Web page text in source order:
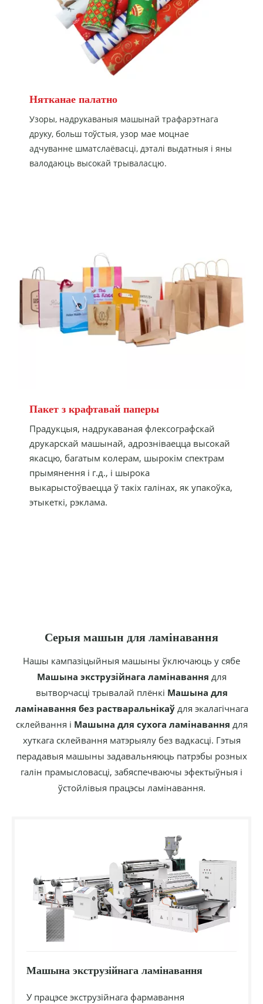
Нятканае палатно
Узоры, надрукаваныя машынай трафарэтнага
друку, больш тоўстыя, узор мае моцнае
адчуванне шматслаёвасці, дэталі выдатныя і яны
валодаюць высокай трываласцю.
Пакет з крафтавай паперы
Прадукцыя, надрукаваная флексографскай
друкарскай машынай, адрозніваецца высокай
якасцю, багатым колерам, шырокім спектрам
прымянення і г.д., і шырока
выкарыстоўваецца ў такіх галінах, як упакоўка,
этыкеткі, рэклама.
Серыя машын для ламінавання
Нашы кампазіцыйныя машыны ўключаюць у сябе
Машына экструзійнага ламінавання для
вытворчасці трывалай плёнкі Машына для
ламінавання без растваральнікаў для экалагічнага
склейвання і Машына для сухога ламінавання для
хуткага склейвання матэрыялу без вадкасці. Гэтыя
перадавыя машыны задавальняюць патрэбы розных
галін прамысловасці, забяспечваючы эфектыўныя і
ўстойлівыя працэсы ламінавання.
Машына экструзійнага ламінавання
У працэсе экструзійнага фармавання